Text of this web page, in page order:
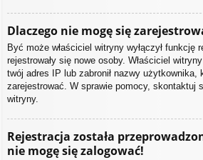
Dlaczego nie mogę się
Być może właściciel witryny wyłączył funkcję
rejestrowały się nowe osoby. Właściciel
twój adres IP lub zabronił nazwy użytkownika,
zarejestrować. W sprawie pomocy, skontaktuj
witryny.
Rejestracja została
nie mogę się zalogować!